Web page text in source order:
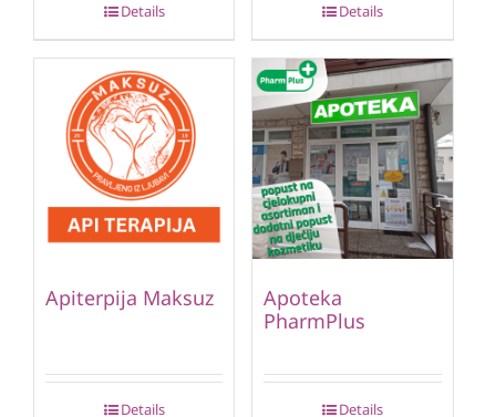
Details Details
Apiterpija Maksuz
Details
Apoteka
PharmPlus
Details